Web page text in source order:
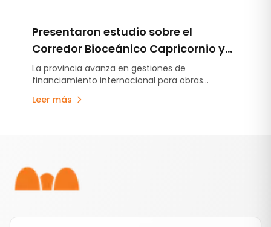
Presentaron estudio sobre el
Corredor Bioceánico Capricornio y
su impacto estratégico para la
minería de Salta y la región
La provincia avanza en gestiones de
financiamiento internacional para obras
infraestructura logística vinculada a la minería.
Leer más